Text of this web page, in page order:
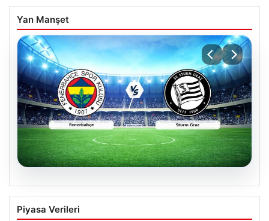
Yan Manşet
CANLI | Fenerbahçe – Sturm Graz Canlı
Maç Anlatımı
Piyasa Verileri